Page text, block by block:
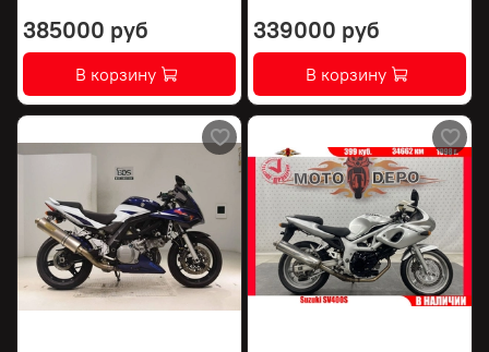
385000 руб
В корзину
339000 руб
В корзину